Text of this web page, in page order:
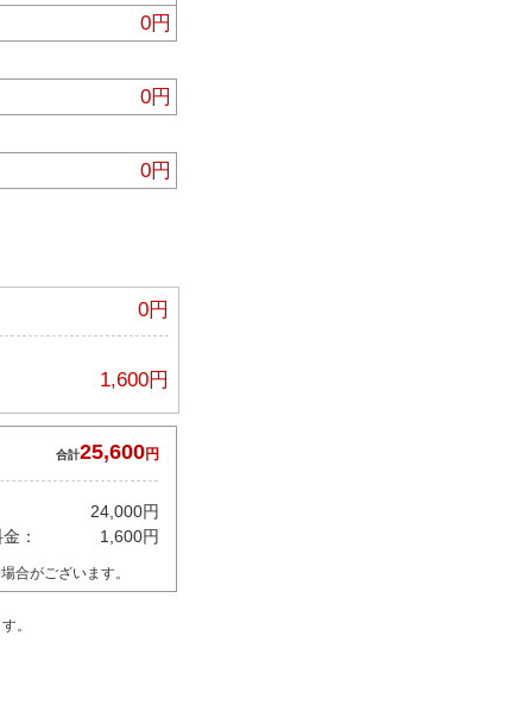
0円
0円
0円
0円
1,600円
合計25,600円
24,000円
：
1,600円
合がございます。
。